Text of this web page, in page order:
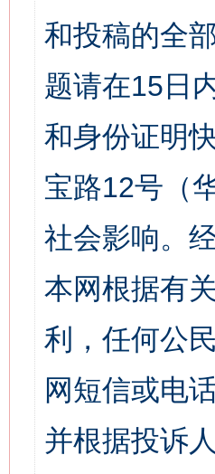
和投稿的全
题请在15日
和身份证明
宝路12号（
社会影响。
本网根据有
利，任何公
网短信或电
并根据投诉